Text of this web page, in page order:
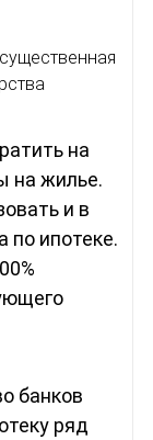
на
на жилье.
и в
по ипотеке.
банков
ряд